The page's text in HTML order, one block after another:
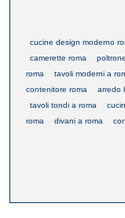
cucine design moderno
camerette roma
roma
tavoli moderni a
contenitore roma
arredo
tavoli tondi a roma
roma
divani a roma